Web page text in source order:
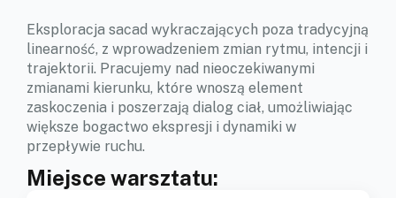
Eksploracja sacad wykraczających poza tradycyjną
linearność, z wprowadzeniem zmian rytmu, intencji i
trajektorii. Pracujemy nad nieoczekiwanymi
zmianami kierunku, które wnoszą element
zaskoczenia i poszerzają dialog ciał, umożliwiając
większe bogactwo ekspresji i dynamiki w
przepływie ruchu.
Miejsce warsztatu: